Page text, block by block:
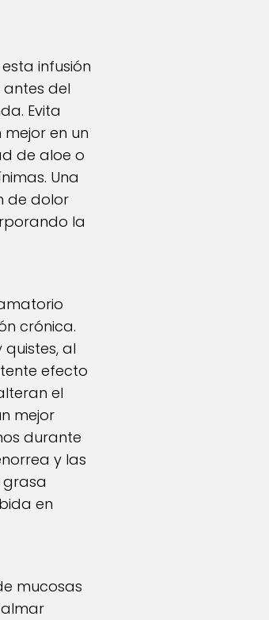
infusión
del
Evita
en un
de aloe o
Una
de dolor
la
crónica.
al
efecto
el
mejor
durante
y las
grasa
en
mucosas